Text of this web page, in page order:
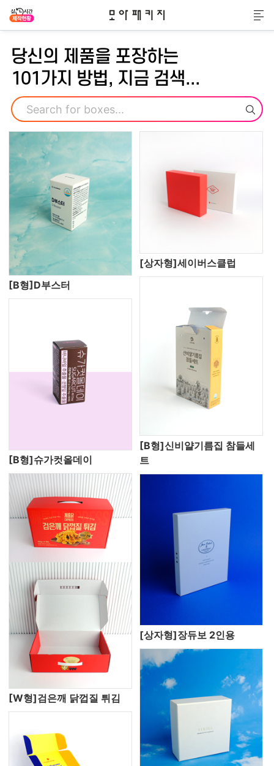
모아패키지
메
당신의 제품을 포장하는
101가지 방법, 지금 검색...
검색
[B형]D부스터
[상자형]세이버스클럽
[B형]슈가컷올데이
[B형]신비얄기름집 참들세
트
[W형]검은깨 닭껍질 튀김
[상자형]장듀보 2인용